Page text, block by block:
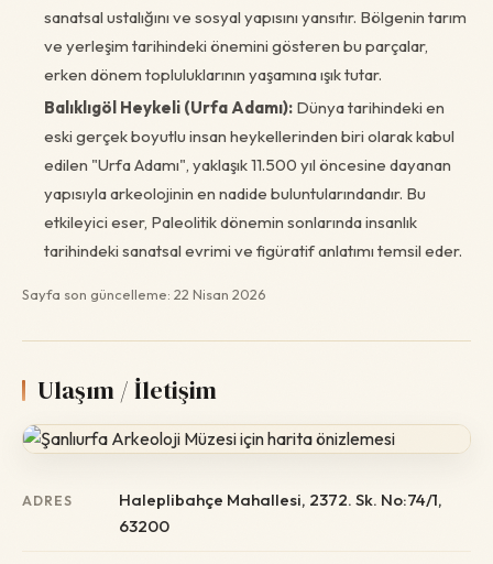
sanatsal ustalığını ve sosyal yapısını yansıtır. Bölgenin tarım
ve yerleşim tarihindeki önemini gösteren bu parçalar,
erken dönem topluluklarının yaşamına ışık tutar.
Balıklıgöl Heykeli (Urfa Adamı): Dünya tarihindeki en
eski gerçek boyutlu insan heykellerinden biri olarak kabul
edilen "Urfa Adamı", yaklaşık 11.500 yıl öncesine dayanan
yapısıyla arkeolojinin en nadide buluntularındandır. Bu
etkileyici eser, Paleolitik dönemin sonlarında insanlık
tarihindeki sanatsal evrimi ve figüratif anlatımı temsil eder.
Sayfa son güncelleme: 22 Nisan 2026
Ulaşım / İletişim
ADRES
Haleplibahçe Mahallesi, 2372. Sk. No:74/1,
63200